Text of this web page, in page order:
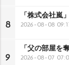
8
「株式会社嵐
2026-08-08
9
「父の部屋
2026-08-07